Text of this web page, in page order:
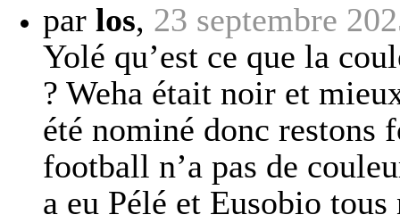
par los, 23 septembre
Yolé qu’est ce que la
? Weha était noir et
été nominé donc
football n’a pas de
a eu Pélé et Eusobio tous